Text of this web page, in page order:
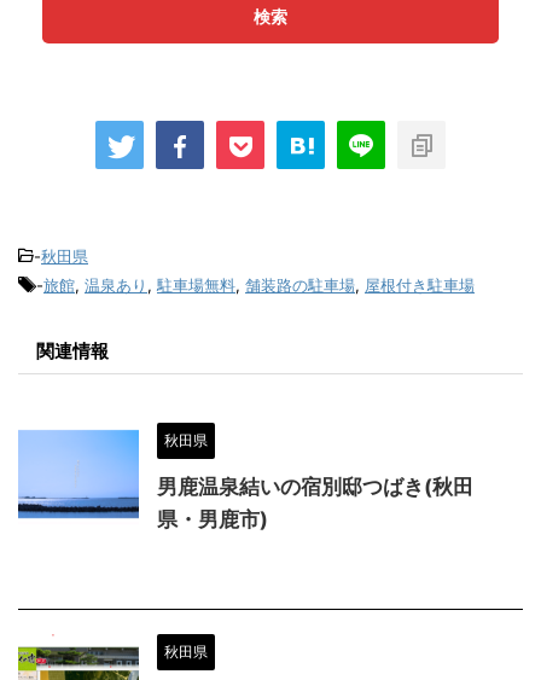
検索
-秋田県
-旅館, 温泉あり , 駐車場無料, 舗装路の駐車場, 屋根付き駐車場
関連情報
秋田県
男鹿温泉結いの宿別邸つばき(秋田
県・男鹿市)
秋田県